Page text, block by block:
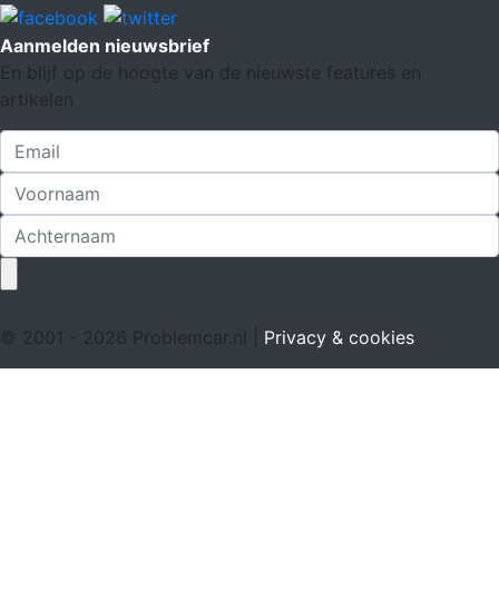
Aanmelden nieuwsbrief
En blijf op de hoogte van de nieuwste features en
artikelen
© 2001 - 2026 Problemcar.nl | Privacy & cookies